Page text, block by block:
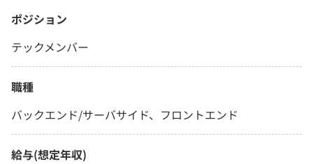
ポジション
テックメンバー
職種
バックエンド/サーバサイド、フロントエンド
給与(想定年収)